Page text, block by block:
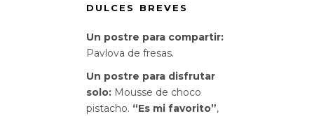
DULCES BREVES
Un postre para compartir:
Pavlova de fresas.
Un postre para disfrutar
solo: Mousse de choco
pistacho. “Es mi favorito”,